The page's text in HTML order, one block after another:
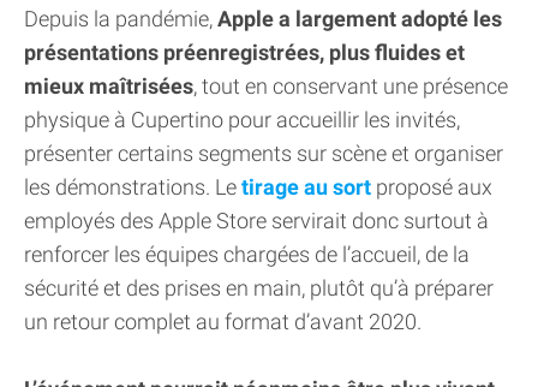
Depuis la pandémie,Apple a largement adopté les
présentations préenregistrées, plus fluides et
mieux maîtrisées, tout en conservant une présence
physique à Cupertino pour accueillir les invités,
présenter certains segments sur scène et organiser
les démonstrations. Letirage au sort proposé aux
employés des Apple Store servirait donc surtout à
renforcer les équipes chargées de l’accueil, de la
sécurité et des prises en main, plutôt qu’à préparer
un retour complet au format d’avant 2020.